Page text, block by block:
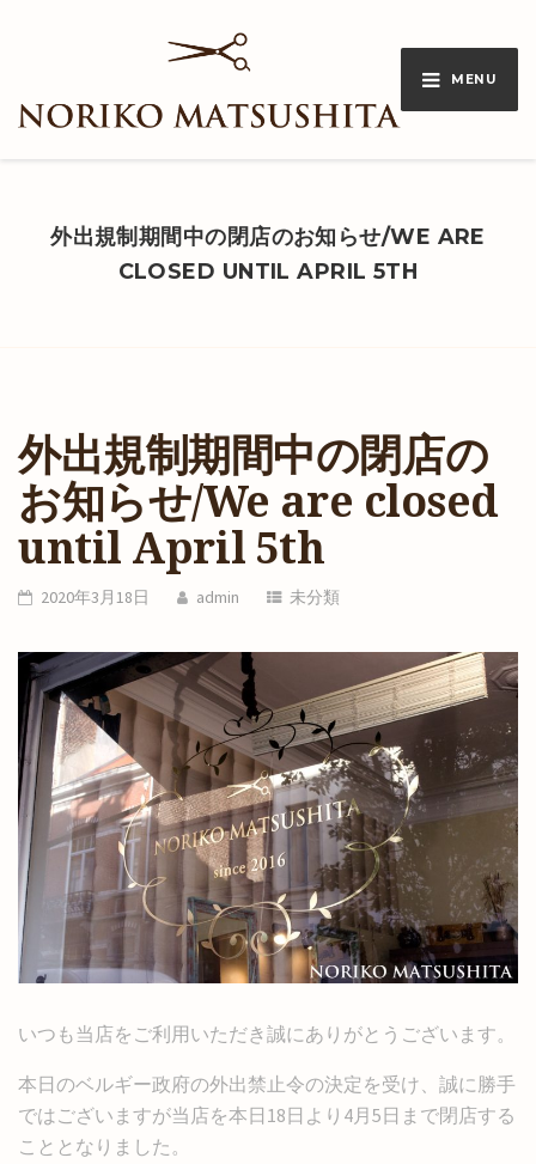
MENU
外出規制期間中の閉店のお知らせ/WE ARE
CLOSED UNTIL APRIL 5TH
外出規制期間中の閉店の
お知らせ/We are closed
until April 5th
2020年3月18日 admin 未分類
いつも当店をご利用いただき誠にありがとうございます。
本日のベルギー政府の外出禁止令の決定を受け、誠に勝手
ではございますが当店を本日18日より4月5日まで閉店する
こととなりました。